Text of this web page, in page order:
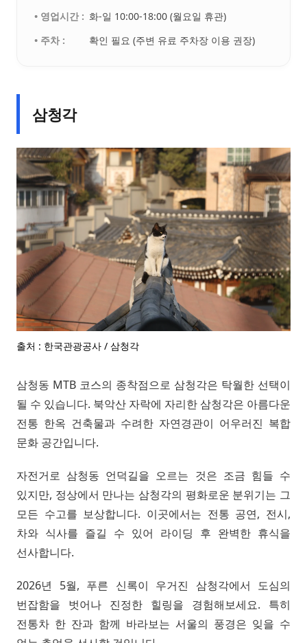
• 영업시간 : 화-일 10:00-18:00 (월요일 휴관)
• 주차 :
확인 필요 (주변 유료 주차장 이용 권장)
삼청각
출처 : 한국관광공사 / 삼청각
삼청동 MTB 코스의 종착점으로 삼청각은 탁월한 선택이
될 수 있습니다. 북악산 자락에 자리한 삼청각은 아름다운
전통 한옥 건축물과 수려한 자연경관이 어우러진 복합
문화 공간입니다.
자전거로 삼청동 언덕길을 오르는 것은 조금 힘들 수
있지만, 정상에서 만나는 삼청각의 평화로운 분위기는 그
모든 수고를 보상합니다. 이곳에서는 전통 공연, 전시,
차와 식사를 즐길 수 있어 라이딩 후 완벽한 휴식을
선사합니다.
2026년 5월, 푸른 신록이 우거진 삼청각에서 도심의
번잡함을 벗어나 진정한 힐링을 경험해보세요. 특히
전통차 한 잔과 함께 바라보는 서울의 풍경은 잊을 수